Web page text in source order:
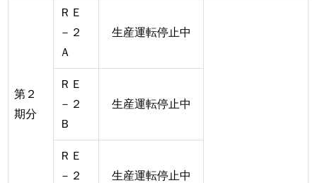
第２
期分
ＲＥ
－２
Ａ
生産運転停止中
ＲＥ
－２
Ｂ
生産運転停止中
ＲＥ
－２
生産運転停止中